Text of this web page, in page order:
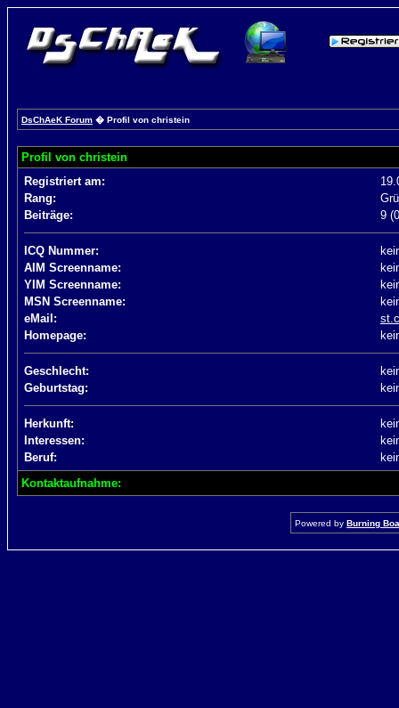
DsChAeK Forum � Profil von christein
Profil von christein
Registriert am:
Rang:
Beiträge:
9
ICQ Nummer:
AIM Screenname:
YIM Screenname:
MSN Screenname:
eMail:
Homepage:
Geschlecht:
Geburtstag:
Herkunft:
Interessen:
Beruf:
Kontaktaufnahme:
Powered by Burning